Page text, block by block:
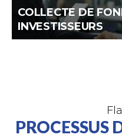
COLLECTE DE
INVESTISSEURS
PROCESSUS